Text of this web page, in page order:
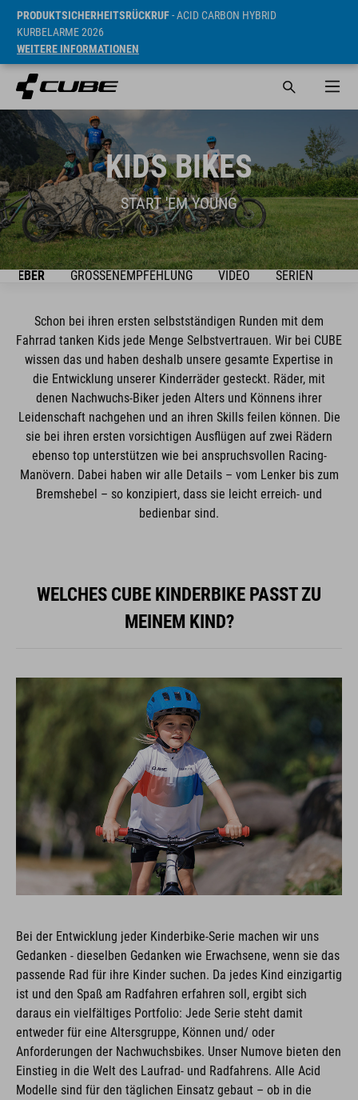
PRODUKTSICHERHEITSRÜCKRUF- ACID CARBON HYBRID
KURBELARME 2026
WEITERE INFORMATIONEN
KIDS BIKES
START 'EM YOUNG
GRÖSSENEMPFEHLUNG VIDEO SERIEN
Schon bei ihren ersten selbstständigen Runden mit dem
Fahrrad tanken Kids jede Menge Selbstvertrauen. Wir bei CUBE
wissen das und haben deshalb unsere gesamte Expertise in
die Entwicklung unserer Kinderräder gesteckt. Räder, mit
denen Nachwuchs-Biker jeden Alters und Könnens ihrer
Leidenschaft nachgehen und an ihren Skills feilen können. Die
sie bei ihren ersten vorsichtigen Ausflügen auf zwei Rädern
ebenso top unterstützen wie bei anspruchsvollen Racing-
Manövern. Dabei haben wir alle Details – vom Lenker bis zum
Bremshebel – so konzipiert, dass sie leicht erreich- und
bedienbar sind.
WELCHES CUBE KINDERBIKE PASST ZU
MEINEM KIND?
Bei der Entwicklung jeder Kinderbike-Serie machen wir uns
Gedanken - dieselben Gedanken wie Erwachsene, wenn sie das
passende Rad für ihre Kinder suchen. Da jedes Kind einzigartig
ist und den Spaß am Radfahren erfahren soll, ergibt sich
daraus ein vielfältiges Portfolio: Jede Serie steht damit
entweder für eine Altersgruppe, Können und/ oder
Anforderungen der Nachwuchsbikes. Unser Numove bieten den
Einstieg in die Welt des Laufrad- und Radfahrens. Alle Acid
Modelle sind für den täglichen Einsatz gebaut – ob in die